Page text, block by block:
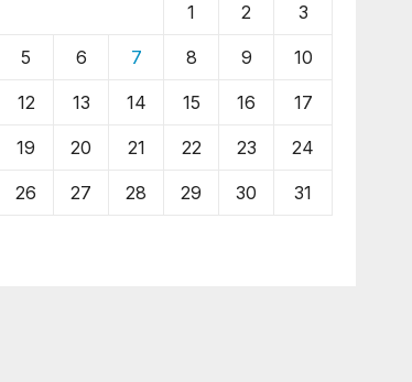
1 2 3
5 6 7 8 9 10
12 13 14 15 16 17
19 20 21 22 23 24
26 27 28 29 30 31